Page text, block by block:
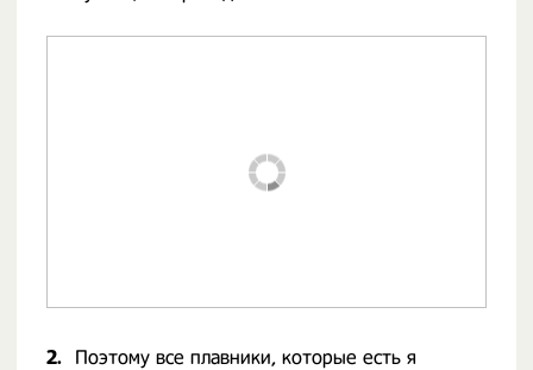
2.
Поэтому все плавники, которые есть я